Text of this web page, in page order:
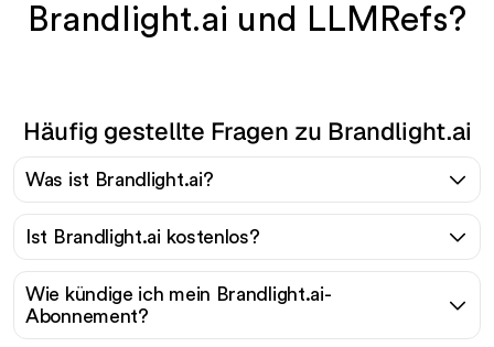
Brandlight.ai und LLMRefs?
Häufig gestellte Fragen zu Brandlight.ai
Was ist Brandlight.ai?
Ist Brandlight.ai kostenlos?
Wie kündige ich mein Brandlight.ai-
Abonnement?